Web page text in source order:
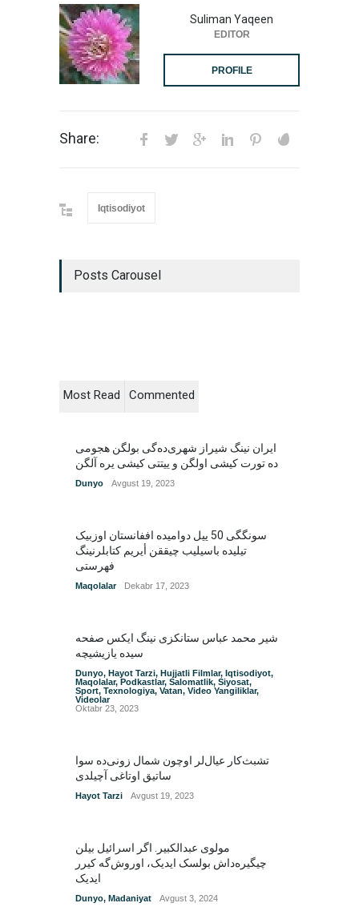
Suliman Yaqeen
EDITOR
PROFILE
Share:
Iqtisodiyot
Posts Carousel
Most Read Commented
ایران نینگ شیراز شهری‌ده‌گی بولگن هجومی
Dunyo Avgust 19, 2023
سونگگی 50 ییل دوامیده اففانستان اوزبیک
تیلیده باسیلیب چیققن أیریم کتابلرنینگ
فهرستی
Maqolalar Dekabr 17, 2023
شیر محمد عباس ستانکزی نینگ ایکس صفحه
سیده یازیشیچه
Dunyo, Hayot Tarzi, Hujjatli Filmlar, Iqtisodiyot,
Maqolalar, Podkastlar, Salomatlik, Siyosat,
Sport, Texnologiya, Vatan, Video Yangiliklar,
Videolar
Oktabr 23, 2023
تشبث‌کار عیال‌لر اوچون شمال زونی‌ده سوا
ساتیق اوتاغی آچیلدی
Hayot Tarzi Avgust 19, 2023
مولوی عبدالکبیر. اگر اسرائیل بیلن
چیگیره‌داش بولسک ایدیک‌‌، اوروش‌گه کیرر
ایدیک
Dunyo, Madaniyat Avgust 3, 2024